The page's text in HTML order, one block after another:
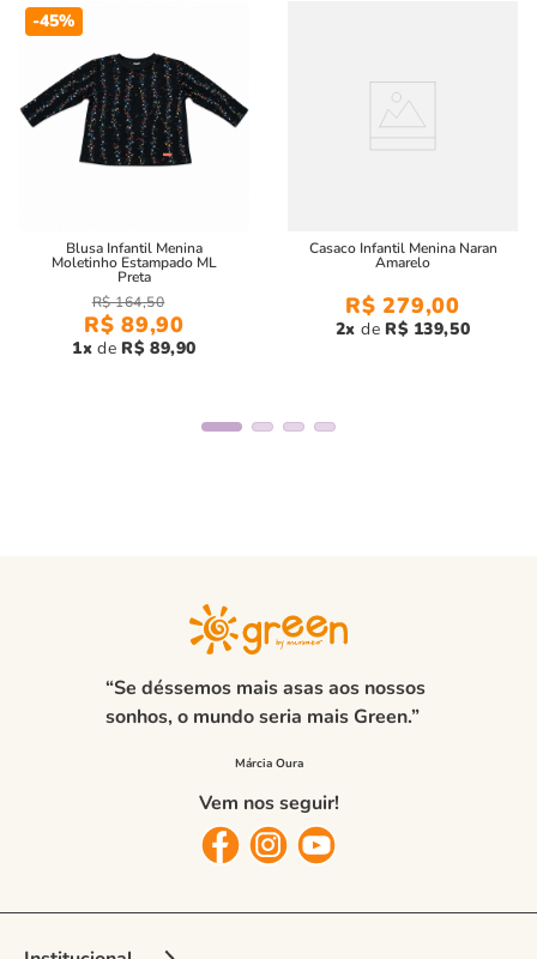
-45%
Blusa Infantil Menina
Moletinho Estampado ML
Preta
R$ 164,50
R$ 89,90
1 R$ 89,90
Casaco Infantil Menina Naran
Amarelo
R$ 279,00
2 R$ 139,50
“Se déssemos mais asas aos nossos
sonhos, o mundo seria mais Green.”
Vem nos seguir!